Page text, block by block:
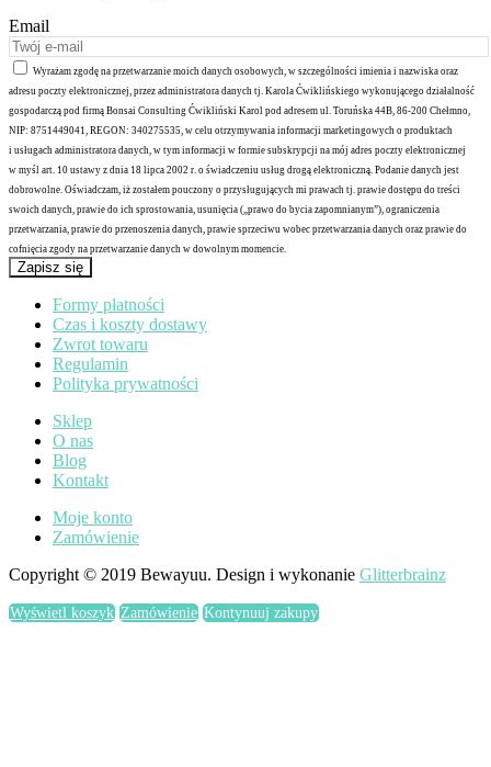
Email
Wyrażam zgodę na przetwarzanie moich danych osobowych, w szczególności imienia i nazwiska oraz
adresu poczty elektronicznej, przez administratora danych tj. Karola Ćwiklińskiego wykonującego działalność
gospodarczą pod firmą Bonsai Consulting Ćwikliński Karol pod adresem ul. Toruńska 44B, 86-200 Chełmno,
NIP: 8751449041, REGON: 340275535, w celu otrzymywania informacji marketingowych o produktach
i usługach administratora danych, w tym informacji w formie subskrypcji na mój adres poczty elektronicznej
w myśl art. 10 ustawy z dnia 18 lipca 2002 r. o świadczeniu usług drogą elektroniczną. Podanie danych jest
dobrowolne. Oświadczam, iż zostałem pouczony o przysługujących mi prawach tj. prawie dostępu do treści
swoich danych, prawie do ich sprostowania, usunięcia („prawo do bycia zapomnianym”), ograniczenia
przetwarzania, prawie do przenoszenia danych, prawie sprzeciwu wobec przetwarzania danych oraz prawie do
cofnięcia zgody na przetwarzanie danych w dowolnym momencie.
Zapisz się
Formy płatności
Czas i koszty dostawy
Zwrot towaru
Regulamin
Polityka prywatności
Sklep
O nas
Blog
Kontakt
Moje konto
Zamówienie
Copyright © 2019 Bewayuu. Design i wykonanie Glitterbrainz
Wyświetl koszyk Zamówienie Kontynuuj zakupy